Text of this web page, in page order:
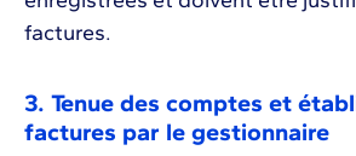
factures.
3. Tenue des comptes et
factures par le gestionnaire